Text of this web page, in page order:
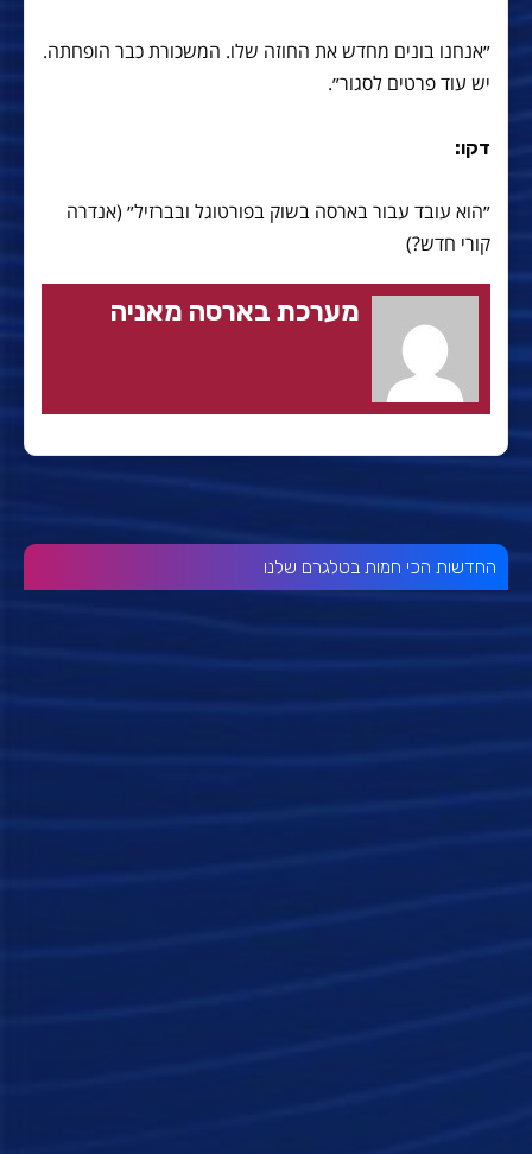
״אנחנו בונים מחדש את החוזה שלו. המשכורת כבר הופחתה.
יש עוד פרטים לסגור״.
דקו:
״הוא עובד עבור בארסה בשוק בפורטוגל ובברזיל״ (אנדרה
קורי חדש?)
מערכת בארסה מאניה
החדשות הכי חמות בטלגרם שלנו